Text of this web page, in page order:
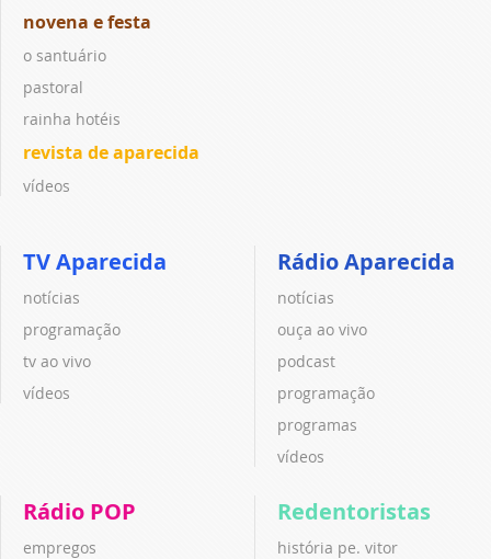
novena e festa
o santuário
pastoral
rainha hotéis
revista de aparecida
vídeos
TV Aparecida
notícias
programação
tv ao vivo
vídeos
Rádio Aparecida
notícias
ouça ao vivo
podcast
programação
programas
vídeos
Rádio POP
empregos
Redentoristas
história pe. vitor